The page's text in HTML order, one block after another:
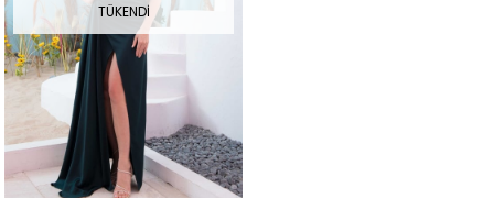
TÜKENDI